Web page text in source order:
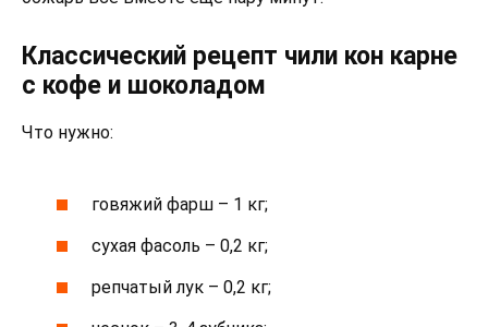
Классический рецепт чили кон карне
с кофе и шоколадом
Что нужно:
говяжий фарш – 1 кг;
сухая фасоль – 0,2 кг;
репчатый лук – 0,2 кг;